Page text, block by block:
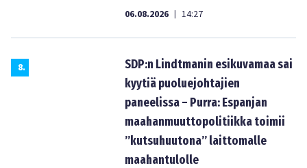
06.08.2026 | 14:27
8.
SDP:n Lindtmanin esikuvamaa sai
kyytiä puoluejohtajien
paneelissa – Purra: Espanjan
maahanmuuttopolitiikka toimii
”kutsuhuutona” laittomalle
maahantulolle